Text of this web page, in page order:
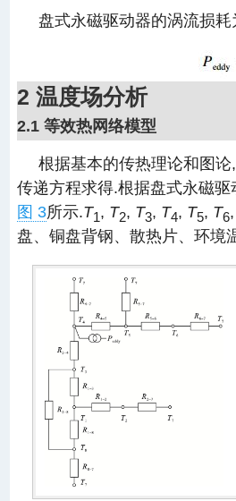
盘式永磁驱动器的涡流损耗
2 温度场分析
2.1 等效热网络模型
根据基本的传热理论和图
传递方程求得.根据盘式永磁
图 3所示.T1, T2, T3, T4, T5, T6
盘、铜盘背钢、散热片、环境